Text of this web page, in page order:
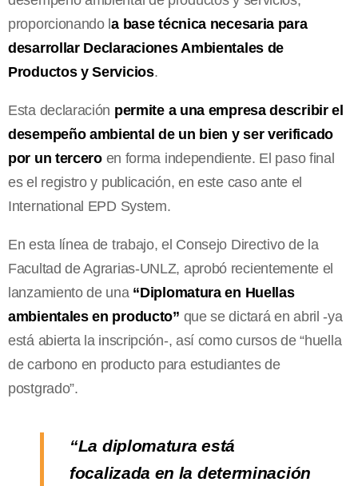
proporcionando la base técnica necesaria para
desarrollar Declaraciones Ambientales de
Productos y Servicios.
Esta declaración permite a una empresa describir el
desempeño ambiental de un bien y ser verificado
por un terceroen forma independiente. El paso final
es el registro y publicación, en este caso ante el
International EPD System.
En esta línea de trabajo, el Consejo Directivo de la
Facultad de Agrarias-UNLZ, aprobó recientemente el
lanzamiento de una “Diplomatura en Huellas
ambientales en producto” que se dictará en abril -ya
está abierta la inscripción-, así como cursos de “huella
de carbono en producto para estudiantes de
postgrado”.
“La diplomatura está
focalizada en la determinación